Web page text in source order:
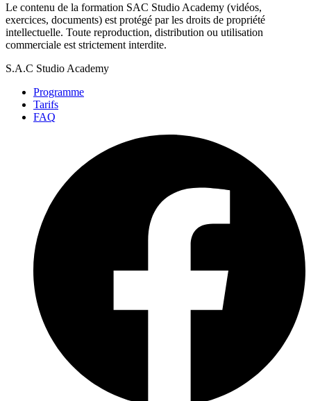
Le contenu de la formation SAC Studio Academy (vidéos,
exercices, documents) est protégé par les droits de propriété
intellectuelle. Toute reproduction, distribution ou utilisation
commerciale est strictement interdite.
S.A.C Studio Academy
Programme
Tarifs
FAQ